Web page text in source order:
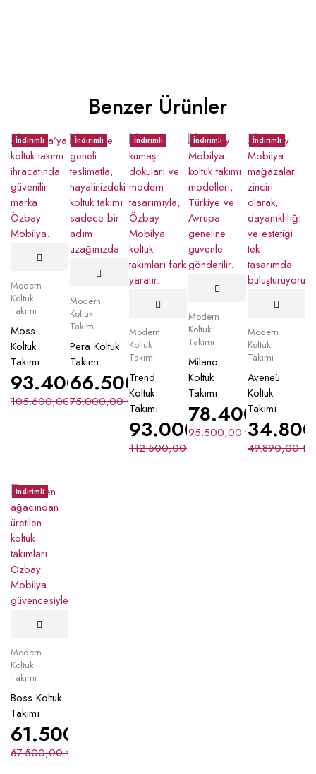
Benzer Ürünler
İndirimli
Modern
Koltuk
Takımı
Moss
Koltuk
Takımı
105.600,00₺
93.400,00₺
İndirimli
Modern
Koltuk
Takımı
Pera Koltuk
Takımı
75.000,00₺
66.500,00
İndirimli
Modern
Koltuk
Takımı
Trend
Koltuk
Takımı
112.500,00
93.000,00₺
İndirimli
Modern
Koltuk
Takımı
Milano
Koltuk
Takımı
95.500,00₺
78.400,00
İndirimli
Modern
Koltuk
Takımı
Aveneü
Koltuk
Takımı
49.890,00₺
İndirimli
Modern
Koltuk
Takımı
Boss Koltuk
Takımı
67.500,00₺
61.500,00